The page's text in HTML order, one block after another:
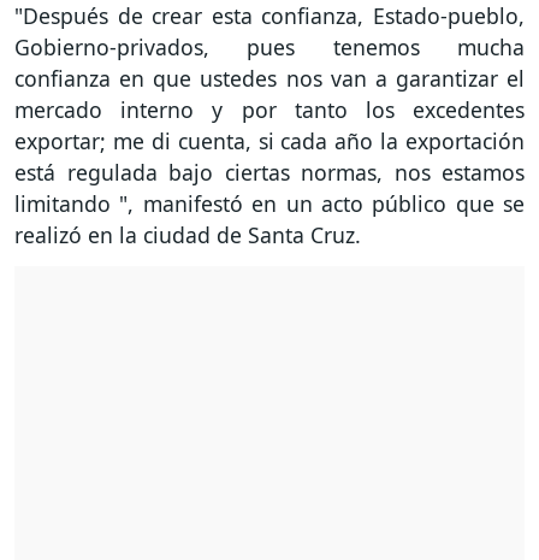
"Después de crear esta confianza, Estado-pueblo,
Gobierno-privados, pues tenemos mucha
confianza en que ustedes nos van a garantizar el
mercado interno y por tanto los excedentes
exportar; me di cuenta, si cada año la exportación
está regulada bajo ciertas normas, nos estamos
limitando ", manifestó en un acto público que se
realizó en la ciudad de Santa Cruz.